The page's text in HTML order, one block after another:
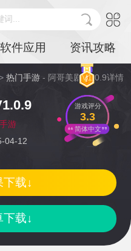
词...
软件应用 资讯攻略
热门手游 - 阿哥美剧V1.0.9详情
游
04-12
游戏评分
3.3
简体中文
载↓
载↓